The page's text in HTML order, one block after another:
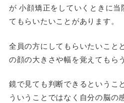
が 小顔矯正をしていくときに
てもらいたいことがあります。
全員の方にしてもらいたいこと
の顔の大きさや幅を覚えてもら
鏡で見ても判断できるというこ
ういうことではなく自分の脳の